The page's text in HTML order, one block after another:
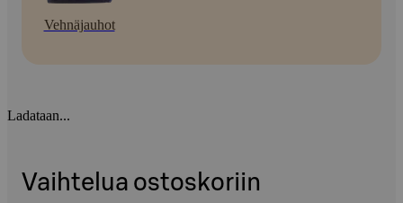
Vehnäjauhot
Ladataan...
Vaihtelua ostoskoriin